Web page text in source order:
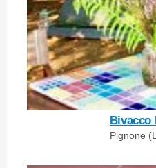
Bivacco
Pignone